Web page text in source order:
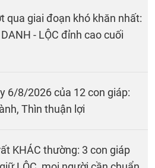
qua giai đoạn khó khăn nhất:
- LỘC đỉnh cao cuối
6/8/2026 của 12 con giáp:
Thìn thuận lợi
KHÁC thường: 3 con giáp